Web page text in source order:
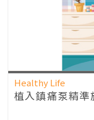
Healthy Life
植入鎮痛泵精